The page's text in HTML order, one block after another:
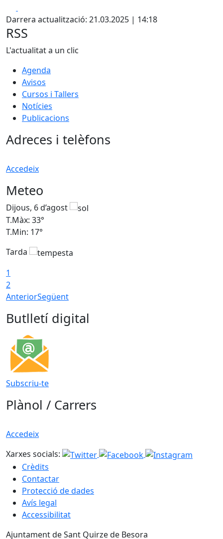
Darrera actualització: 21.03.2025 | 14:18
RSS
L'actualitat a un clic
Agenda
Avisos
Cursos i Tallers
Notícies
Publicacions
Adreces i telèfons
Accedeix
Meteo
Dijous, 6 d’agost
T.Màx: 33°
T.Min: 17°
Tarda
1
2
AnteriorSegüent
Butlletí digital
Subscriu-te
Plànol / Carrers
Accedeix
Xarxes socials:
Crèdits
Contactar
Protecció de dades
Avís legal
Accessibilitat
Ajuntament de Sant Quirze de Besora